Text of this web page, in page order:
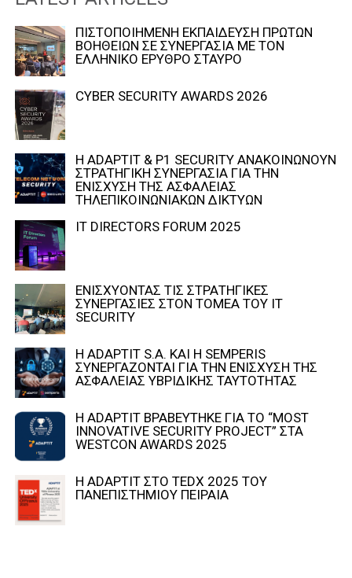
ΠΙΣΤΟΠΟΙΗΜΕΝΗ ΕΚΠΑΙΔΕΥΣΗ ΠΡΩΤΩΝ
ΒΟΗΘΕΙΩΝ ΣΕ ΣΥΝΕΡΓΑΣΙΑ ΜΕ ΤΟΝ
ΕΛΛΗΝΙΚΟ ΕΡΥΘΡΟ ΣΤΑΥΡΟ
CYBER SECURITY AWARDS 2026
Η ADAPTIT & P1 SECURITY ΑΝΑΚΟΙΝΩΝΟΥΝ
ΣΤΡΑΤΗΓΙΚΗ ΣΥΝΕΡΓΑΣΙΑ ΓΙΑ ΤΗΝ
ΕΝΙΣΧΥΣΗ ΤΗΣ ΑΣΦΑΛΕΙΑΣ
ΤΗΛΕΠΙΚΟΙΝΩΝΙΑΚΩΝ ΔΙΚΤΥΩΝ
IT DIRECTORS FORUM 2025
ΕΝΙΣΧΥΟΝΤΑΣ ΤΙΣ ΣΤΡΑΤΗΓΙΚΕΣ
ΣΥΝΕΡΓΑΣΙΕΣ ΣΤΟΝ ΤΟΜΕΑ ΤΟΥ IT
SECURITY
Η ADAPTIT S.A. ΚΑΙ Η SEMPERIS
ΣΥΝΕΡΓΑΖΟΝΤΑΙ ΓΙΑ ΤΗΝ ΕΝΙΣΧΥΣΗ ΤΗΣ
ΑΣΦΑΛΕΙΑΣ ΥΒΡΙΔΙΚΗΣ ΤΑΥΤΟΤΗΤΑΣ
Η ADAPTIT ΒΡΑΒΕΥΤΗΚΕ ΓΙΑ ΤΟ “MOST
INNOVATIVE SECURITY PROJECT” ΣΤΑ
WESTCON AWARDS 2025
Η ADAPTIT ΣΤΟ TEDX 2025 ΤΟΥ
ΠΑΝΕΠΙΣΤΗΜΙΟΥ ΠΕΙΡΑΙΑ